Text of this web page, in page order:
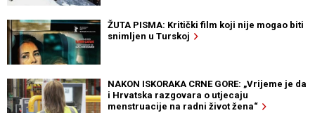
ŽUTA PISMA: Kritički film koji nije mogao biti
snimljen u Turskoj
NAKON ISKORAKA CRNE GORE: „Vrijeme je da
i Hrvatska razgovara o utjecaju
menstruacije na radni život žena“